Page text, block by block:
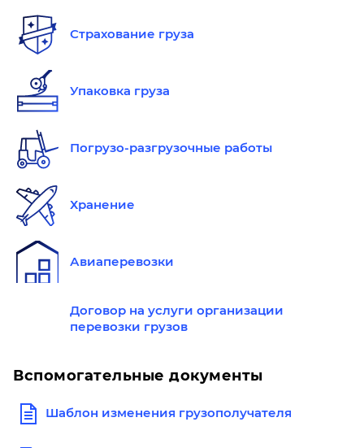
Страхование груза
Упаковка груза
Погрузо-разгрузочные работы
Хранение
Авиаперевозки
Договор на услуги организации
перевозки грузов
Вспомогательные документы
Шаблон изменения грузополучателя